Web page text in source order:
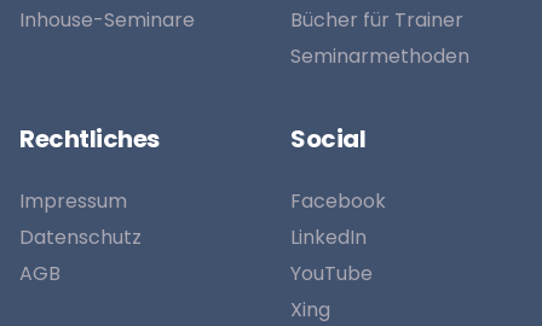
Inhouse-Seminare
Bücher für Trainer
Seminarmethoden
Rechtliches
Impressum
Datenschutz
AGB
Social
Facebook
LinkedIn
YouTube
Xing